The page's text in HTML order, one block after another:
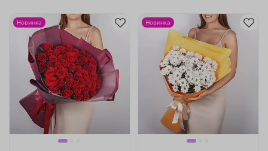
Новинка Новинка